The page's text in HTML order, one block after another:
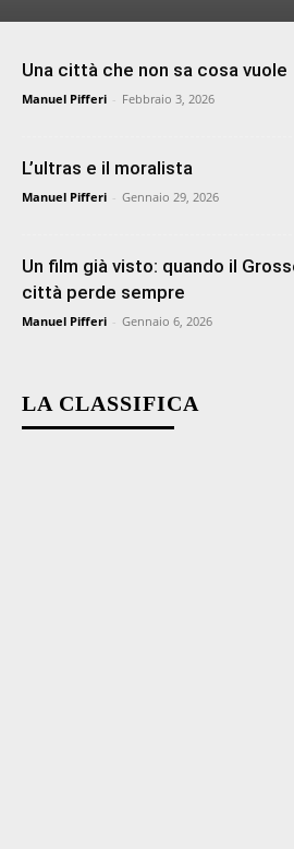
Una città che non sa cosa vuole
Manuel Pifferi - Febbraio 3, 2026
L’ultras e il moralista
Manuel Pifferi - Gennaio 29, 2026
Un film già visto: quando il
città perde sempre
Manuel Pifferi - Gennaio 6, 2026
LA CLASSIFICA